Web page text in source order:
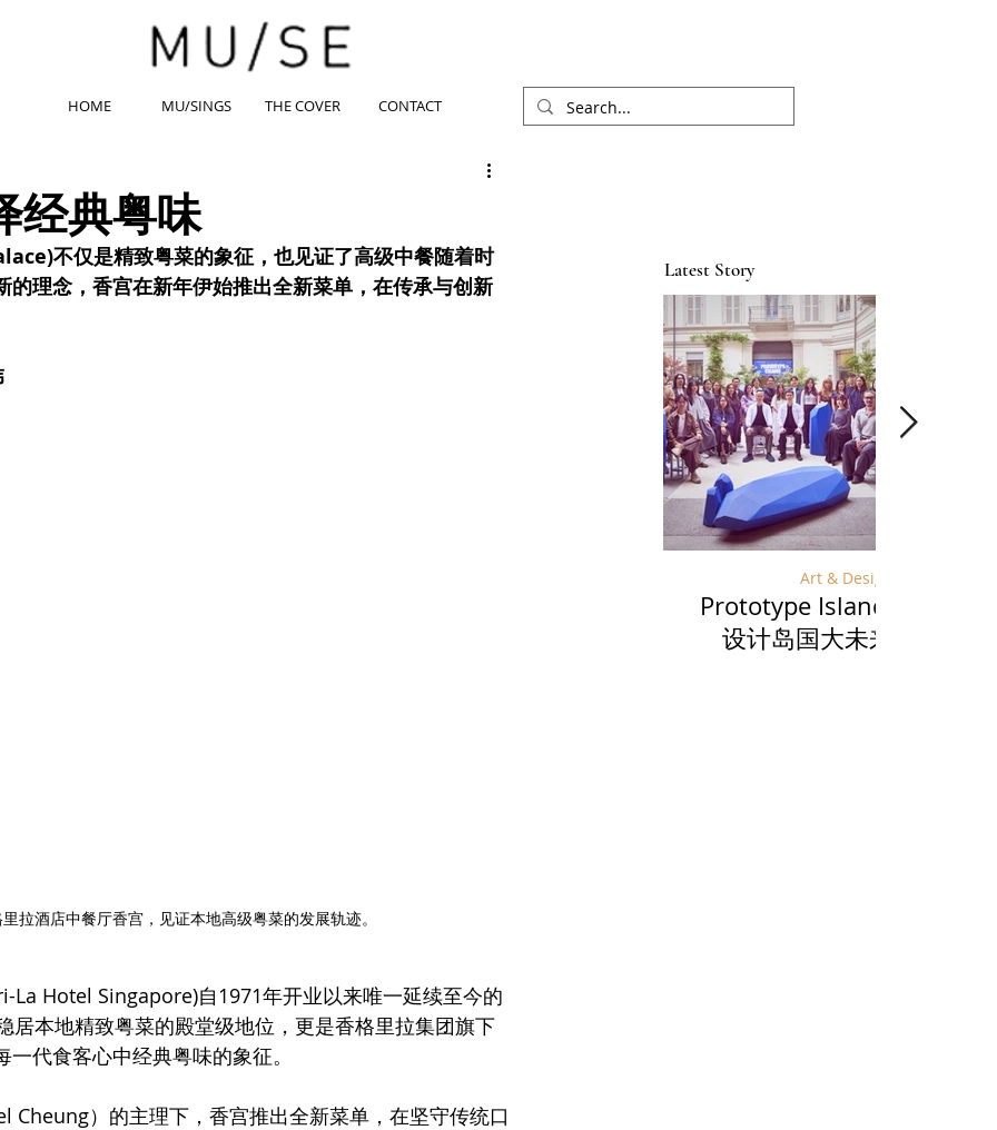
HOME MU/SINGS THE COVER CONTACT
经典粤味
不仅是精致粤菜的象征，也见证了高级中餐随着时
的理念，香宫在新年伊始推出全新菜单，在传承与创新
拉酒店中餐厅香宫，见证本地高级粤菜的发展轨迹。
La Hotel Singapore)自1971年开业以来唯一延续至今的
居本地精致粤菜的殿堂级地位，更是香格里拉集团旗下
代食客心中经典粤味的象征。
Cheung）的主理下，香宫推出全新菜单，在坚守传统口
Prototype Island:
设计岛国大未来
Art & Design
Latest Story